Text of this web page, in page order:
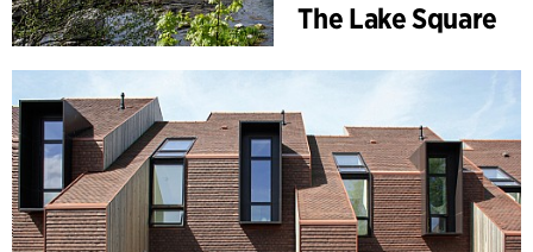
The Lake Square